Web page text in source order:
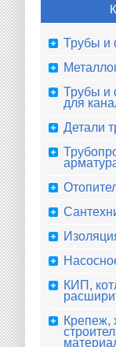
Трубы и
Трубы и
для
Детали
КИП,
Крепеж,